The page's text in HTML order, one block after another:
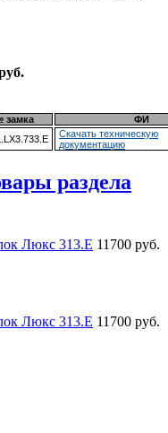
замка
ФИ
Скачать техническую
документацию
раздела
Люкс 313.E 11700 руб.
Люкс 313.E 11700 руб.